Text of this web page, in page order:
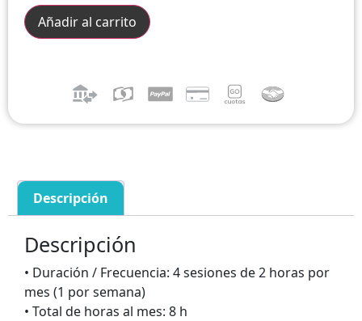
Añadir al carrito
Descripción
Descripción
• Duración / Frecuencia: 4 sesiones de 2 horas por
mes (1 por semana)
• Total de horas al mes: 8 h